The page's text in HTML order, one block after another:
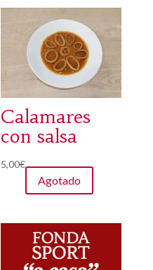
Calamares
con salsa
5,00€
Agotado